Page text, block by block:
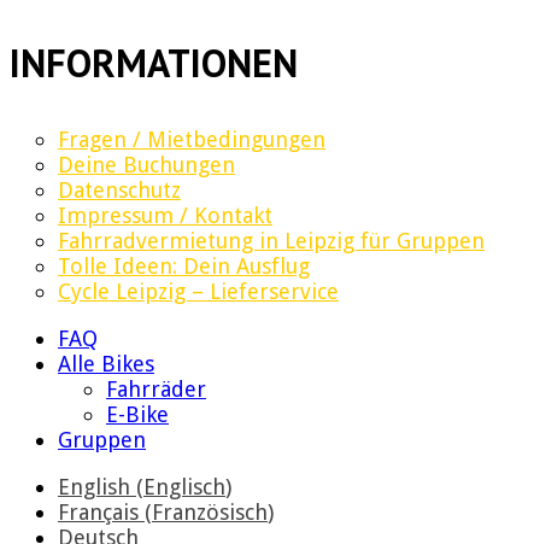
INFORMATIONEN
Fragen / Mietbedingungen
Deine Buchungen
Datenschutz
Impressum / Kontakt
Fahrradvermietung in Leipzig für Gruppen
Tolle Ideen: Dein Ausflug
Cycle Leipzig – Lieferservice
FAQ
Alle Bikes
Fahrräder
E-Bike
Gruppen
English (Englisch)
Français (Französisch)
Deutsch